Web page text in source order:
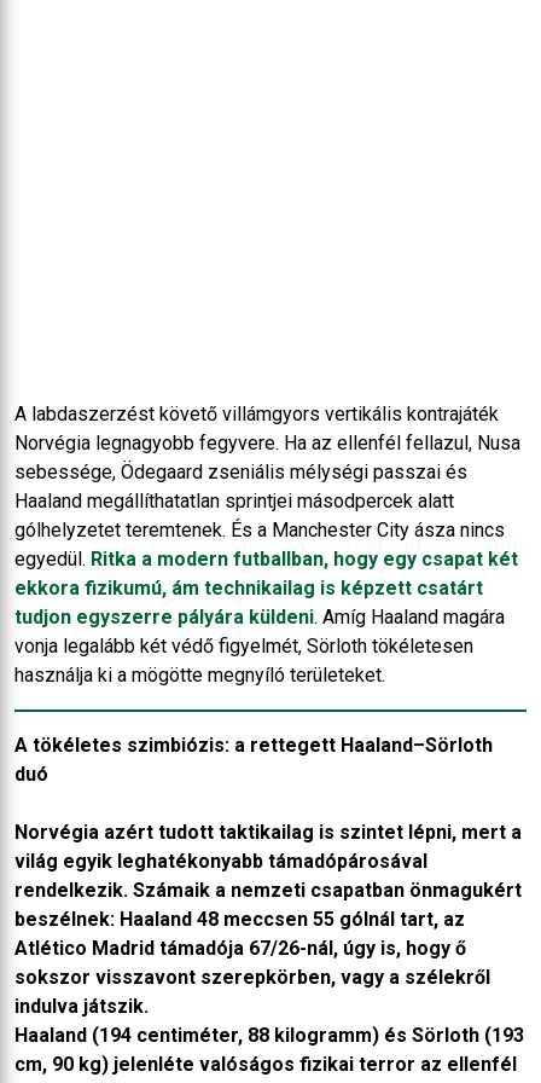
A labdaszerzést követő villámgyors vertikális kontrajáték
Norvégia legnagyobb fegyvere. Ha az ellenfél fellazul, Nusa
sebessége, Ödegaard zseniális mélységi passzai és
Haaland megállíthatatlan sprintjei másodpercek alatt
gólhelyzetet teremtenek. És a Manchester City ásza nincs
egyedül. Ritka a modern futballban, hogy egy csapat két
ekkora fizikumú, ám technikailag is képzett csatárt
tudjon egyszerre pályára küldeni. Amíg Haaland magára
vonja legalább két védő figyelmét, Sörloth tökéletesen
használja ki a mögötte megnyíló területeket.
A tökéletes szimbiózis: a rettegett Haaland–Sörloth
duó
Norvégia azért tudott taktikailag is szintet lépni, mert a
világ egyik leghatékonyabb támadópárosával
rendelkezik. Számaik a nemzeti csapatban önmagukért
beszélnek: Haaland 48 meccsen 55 gólnál tart, az
Atlético Madrid támadója 67/26-nál, úgy is, hogy ő
sokszor visszavont szerepkörben, vagy a szélekről
indulva játszik.
Haaland (194 centiméter, 88 kilogramm) és Sörloth (193
cm, 90 kg) jelenléte valóságos fizikai terror az ellenfél